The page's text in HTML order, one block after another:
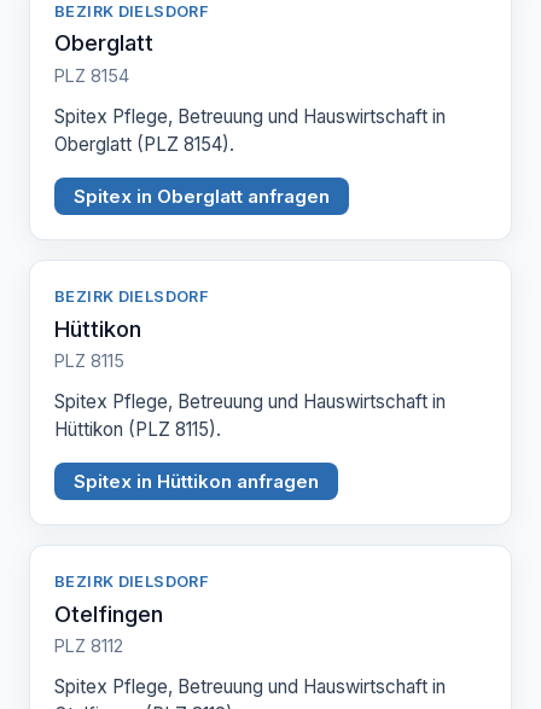
BEZIRK DIELSDORF
Oberglatt
PLZ 8154
Spitex Pflege, Betreuung und Hauswirtschaft in
Oberglatt (PLZ 8154).
Spitex in Oberglatt anfragen
BEZIRK DIELSDORF
Hüttikon
PLZ 8115
Spitex Pflege, Betreuung und Hauswirtschaft in
Hüttikon (PLZ 8115).
Spitex in Hüttikon anfragen
BEZIRK DIELSDORF
Otelfingen
PLZ 8112
Spitex Pflege, Betreuung und Hauswirtschaft in